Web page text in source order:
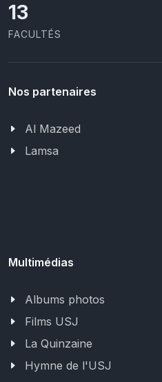
13
FACULTÉS
Nos partenaires
Al Mazeed
Lamsa
Multimédias
Albums photos
Films USJ
La Quinzaine
Hymne de l'USJ